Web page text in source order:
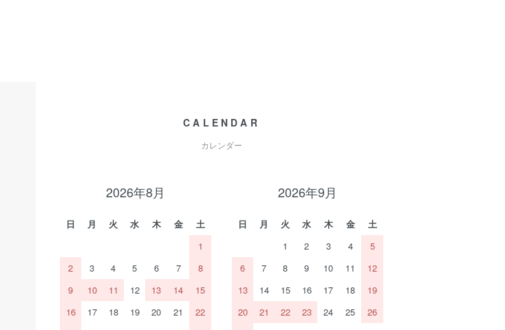
CALENDAR
カレンダー
2026年8月
日 月 火 水 木 金
土
1
2
3 4 5 6 7
8
9
10 11 12 13 14
15
16
17 18 19 20 21
22
2026年9月
日 月 火 水 木 金
土
1
2 3 4
5
6
7 8 9 10 11
12
13
14 15 16 17 18
19
20
21 22 23 24 25
26